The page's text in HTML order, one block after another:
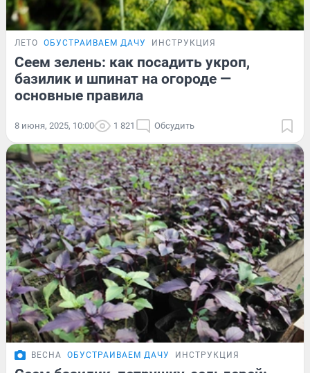
ЛЕТО ОБУСТРАИВАЕМ ДАЧУ ИНСТРУКЦИЯ
Сеем зелень: как посадить укроп,
базилик и шпинат на огороде —
основные правила
8 июня, 2025, 10:00 1 821 Обсудить
ВЕСНА ОБУСТРАИВАЕМ ДАЧУ ИНСТРУКЦИЯ